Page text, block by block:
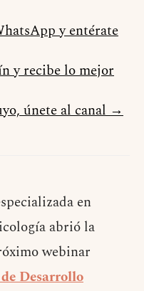
y entérate
y recibe lo mejor
únete al canal →
en
abrió la
webinar
Desarrollo